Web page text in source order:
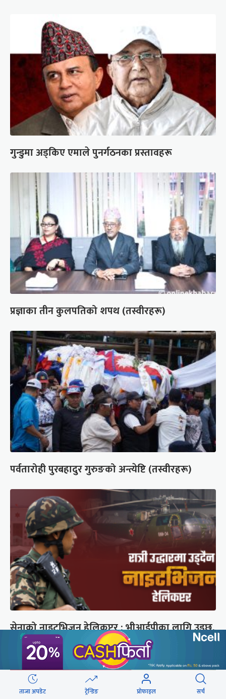
गुन्डुमा अड्किए एमाले पुनर्गठनका प्रस्तावहरू
प्रज्ञाका तीन कुलपतिको शपथ (तस्वीरहरू)
पर्वतारोही पुरबहादुर गुरुङको अन्त्येष्टि (तस्वीरहरू)
सेनाको नाइटभिजन हेलिकप्टर : भीआईपीका लागि उड्छ,
जनताको ज्यान बचाउन उड्दैन
ताजा अपडेट ट्रेन्डिङ प्रोफाइल सर्च